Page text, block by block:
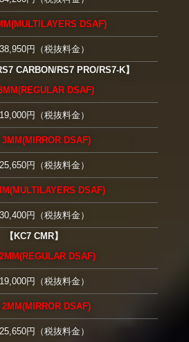
DSAF)
円（税抜料金）
CARBON/RS7 PRO/RS7-K】
DSAF)
円（税抜料金）
DSAF)
円（税抜料金）
DSAF)
円（税抜料金）
【KC7 CMR】
DSAF)
円（税抜料金）
DSAF)
円（税抜料金）